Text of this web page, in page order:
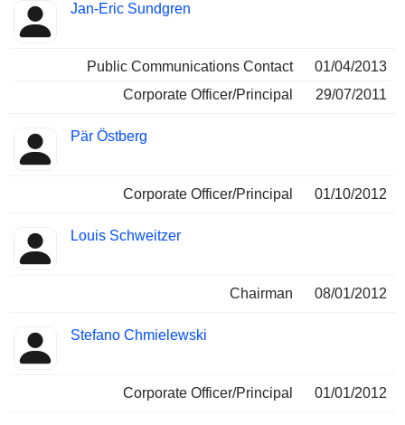
Jan-Eric Sundgren
Public Communications Contact
01/04/2013
Corporate Officer/Principal
29/07/2011
Pär Östberg
Corporate Officer/Principal 01/10/2012
Louis Schweitzer
Chairman 08/01/2012
Stefano Chmielewski
Corporate Officer/Principal 01/01/2012